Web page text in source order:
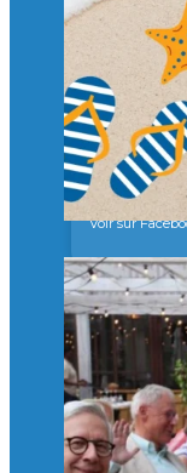
🎯 Taxe
un
À l’Isep,
Mastères
valeurs
...Voir plus
il y a 2 mois
Voir sur
🥳 Le 22
en Suisse
Merci à